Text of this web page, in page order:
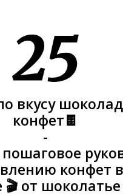
25
вкусу
конфет🍫
-
конфет
от шоколатье